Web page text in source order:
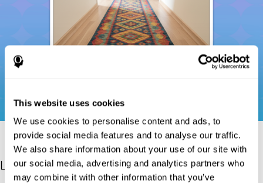
This website uses cookies
We use cookies to personalise content and ads, to
provide social media features and to analyse our traffic.
We also share information about your use of our site with
our social media, advertising and analytics partners who
may combine it with other information that you’ve
Les références